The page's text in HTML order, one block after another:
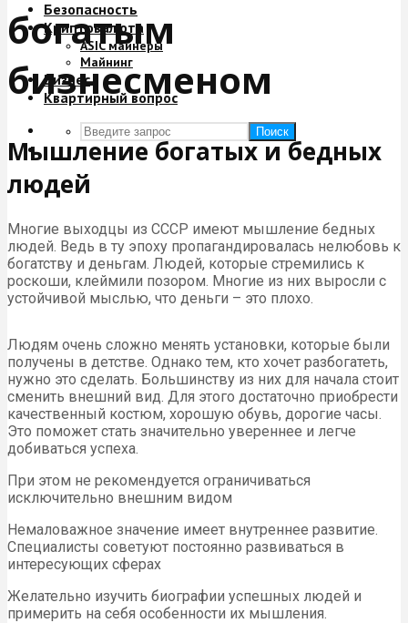
Безопасность
Криптовалюта
ASIC майнеры
Майнинг
Бизнес
Квартирный вопрос
Поиск
богатым
бизнесменом
Мышление богатых и бедных
людей
Многие выходцы из СССР имеют мышление бедных
людей. Ведь в ту эпоху пропагандировалась нелюбовь к
богатству и деньгам. Людей, которые стремились к
роскоши, клеймили позором. Многие из них выросли с
устойчивой мыслью, что деньги – это плохо.
Людям очень сложно менять установки, которые были
получены в детстве. Однако тем, кто хочет разбогатеть,
нужно это сделать. Большинству из них для начала стоит
сменить внешний вид. Для этого достаточно приобрести
качественный костюм, хорошую обувь, дорогие часы.
Это поможет стать значительно увереннее и легче
добиваться успеха.
При этом не рекомендуется ограничиваться
исключительно внешним видом
Немаловажное значение имеет внутреннее развитие.
Специалисты советуют постоянно развиваться в
интересующих сферах
Желательно изучить биографии успешных людей и
примерить на себя особенности их мышления.